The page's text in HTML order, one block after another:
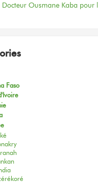
Docteur Ousmane Kaba pour
Faso